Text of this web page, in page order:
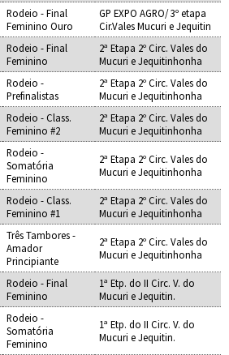
Rodeio - Final
Feminino Ouro
GP EXPO AGRO/ 3º etapa
Cir.Vales Mucuri e Jequitin
Rodeio - Final
Feminino
2ª Etapa 2º Circ. Vales do
Mucuri e Jequitinhonha
Rodeio -
Prefinalistas
2ª Etapa 2º Circ. Vales do
Mucuri e Jequitinhonha
Rodeio - Class.
Feminino #2
2ª Etapa 2º Circ. Vales do
Mucuri e Jequitinhonha
Rodeio -
Somatória
Feminino
2ª Etapa 2º Circ. Vales do
Mucuri e Jequitinhonha
Rodeio - Class.
Feminino #1
2ª Etapa 2º Circ. Vales do
Mucuri e Jequitinhonha
Três Tambores -
Amador
Principiante
2ª Etapa 2º Circ. Vales do
Mucuri e Jequitinhonha
Rodeio - Final
Feminino
1ª Etp. do II Circ. V. do
Mucuri e Jequitin.
Rodeio -
Somatória
Feminino
1ª Etp. do II Circ. V. do
Mucuri e Jequitin.